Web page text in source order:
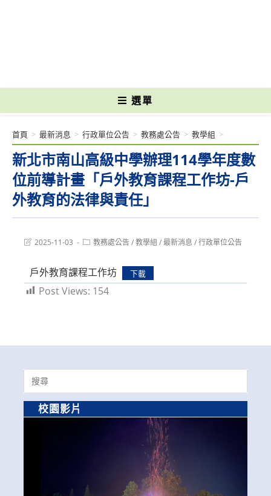
選單
新北市南山高級中學辦理114學年度數
位前導計畫「戶外教育課程工作坊-戶
外教育的法律與責任」
首頁 > 最新消息 > 行政單位公告 > 教務處公告 > 教學組 >
Post2025-11-03
Post教務處公告/教學組 /最新消息 /行政單位公告
戶外教育課程工作坊 下載
Post Views: 154
Search
for:
校園影片